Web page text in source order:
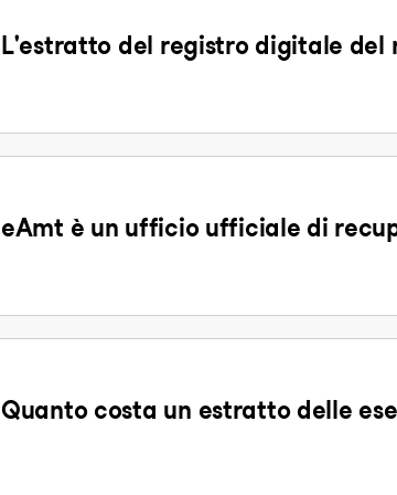
L'estratto del registro digitale del
eAmt è un ufficio ufficiale di
Quanto costa un estratto delle